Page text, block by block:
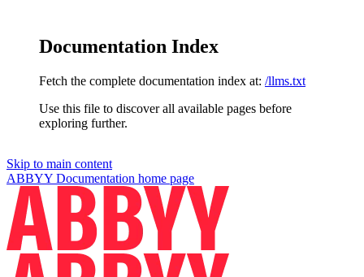
Documentation Index
Fetch the complete documentation index at: /llms.txt
Use this file to discover all available pages before
exploring further.
Skip to main content
ABBYY Documentation home page